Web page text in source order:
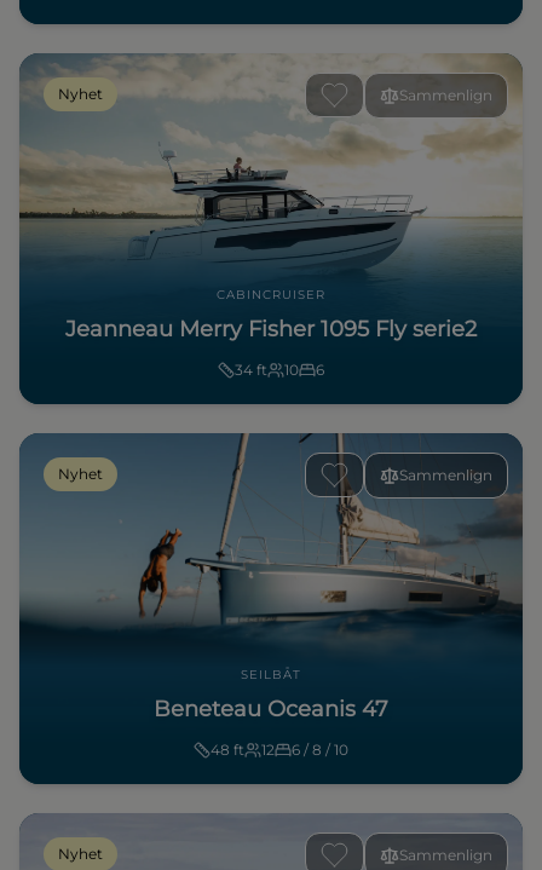
Sammenlign
Nyhet
CABINCRUISER
Jeanneau Merry Fisher 1095 Fly serie2
34 ft 10 6
Sammenlign
Nyhet
SEILBÅT
Beneteau Oceanis 47
48 ft 12 6 / 8 / 10
Sammenlign
Nyhet